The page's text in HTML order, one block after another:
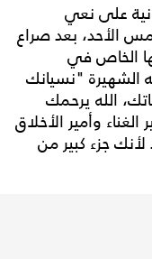
على نعي
الأحد، بعد صراع
الخاص في
الشهيرة "نسيانك
الله يرحمك
وأمير الأخلاق
جزء كبير من